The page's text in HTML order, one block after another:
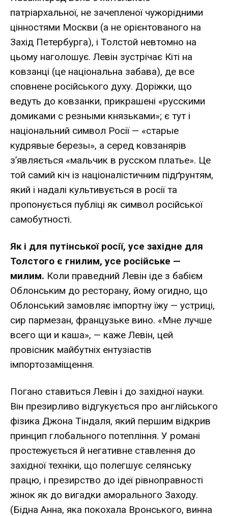
патріархальної, не зачепленої чужорідними
цінностями Москви (а не орієнтованого на
Захід Петербурга), і Толстой невтомно на
цьому наголошує. Левін зустрічає Кіті на
ковзанці (це національна забава), де все
сповнене російського духу. Доріжки, що
ведуть до ковзанки, прикрашені «русскими
домиками с резными князьками»; є тут і
національний символ Росії — «старые
кудрявые березы», а серед ковзанярів
з’являється «мальчик в русском платье». Це
той самий кіч із націоналістичним підґрунтям,
який і надалі культивується в росії та
пропонується публіці як символ російської
самобутності.
Як і для путінської росії, усе західне для
Толстого є гнилим, усе російське —
милим. Коли праведний Левін іде з бабієм
Облонським до ресторану, йому огидно, що
Облонський замовляє імпортну їжу — устриці,
сир пармезан, французьке вино. «Мне лучше
всего щи и каша», — каже Левін, цей
провісник майбутніх ентузіастів
імпортозаміщення.
Погано ставиться Левін і до західної науки.
Він презирливо відгукується про англійського
фізика Джона Тіндаля, який першим відкрив
принцип глобального потепління. У романі
простежується й негативне ставлення до
західної техніки, що полегшує селянську
працю, і презирство до ідеї рівноправності
жінок як до вигадки аморального Заходу.
(Бідна Анна, яка покохала Вронського, винна